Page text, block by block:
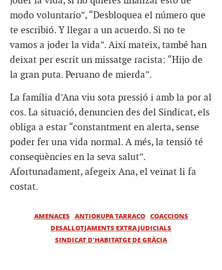
modo voluntario”, “Desbloquea el número que
te escribió. Y llegar a un acuerdo. Si no te
vamos a joder la vida”. Així mateix, també han
deixat per escrit un missatge racista: “Hijo de
la gran puta. Peruano de mierda”.
La família d’Ana viu sota pressió i amb la por al
cos. La situació, denuncien des del Sindicat, els
obliga a estar “constantment en alerta, sense
poder fer una vida normal. A més, la tensió té
conseqüències en la seva salut”.
Afortunadament, afegeix Ana, el veïnat li fa
costat.
AMENACES ANTIOKUPA TARRACO COACCIONS
DESALLOTJAMENTS EXTRAJUDICIALS
SINDICAT D'HABITATGE DE GRÀCIA